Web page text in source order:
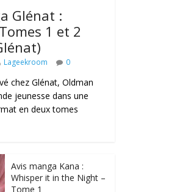
Glénat :
1 et 2
Lageekroom 0
chez Glénat, Oldman
jeunesse dans une
en deux tomes
Avis manga Kana :
Whisper it in the Night –
Tome 1